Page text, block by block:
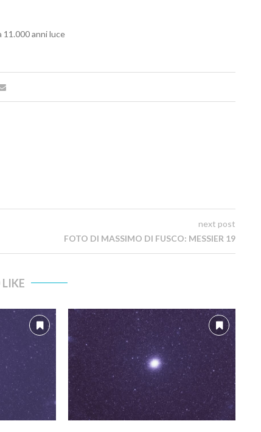
11.000 anni luce
next post
FOTO DI MASSIMO DI FUSCO: MESSIER 19